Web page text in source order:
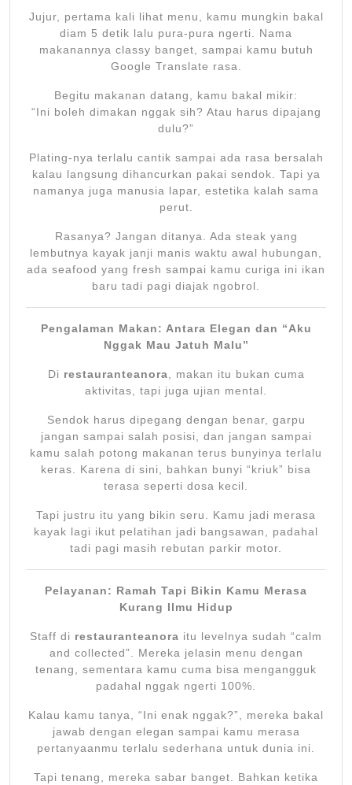
Jujur, pertama kali lihat menu, kamu mungkin bakal
diam 5 detik lalu pura-pura ngerti. Nama
makanannya classy banget, sampai kamu butuh
Google Translate rasa.
Begitu makanan datang, kamu bakal mikir:
“Ini boleh dimakan nggak sih? Atau harus dipajang
dulu?”
Plating-nya terlalu cantik sampai ada rasa bersalah
kalau langsung dihancurkan pakai sendok. Tapi ya
namanya juga manusia lapar, estetika kalah sama
perut.
Rasanya? Jangan ditanya. Ada steak yang
lembutnya kayak janji manis waktu awal hubungan,
ada seafood yang fresh sampai kamu curiga ini ikan
baru tadi pagi diajak ngobrol.
Pengalaman Makan: Antara Elegan dan “Aku
Nggak Mau Jatuh Malu”
Di restauranteanora, makan itu bukan cuma
aktivitas, tapi juga ujian mental.
Sendok harus dipegang dengan benar, garpu
jangan sampai salah posisi, dan jangan sampai
kamu salah potong makanan terus bunyinya terlalu
keras. Karena di sini, bahkan bunyi “kriuk” bisa
terasa seperti dosa kecil.
Tapi justru itu yang bikin seru. Kamu jadi merasa
kayak lagi ikut pelatihan jadi bangsawan, padahal
tadi pagi masih rebutan parkir motor.
Pelayanan: Ramah Tapi Bikin Kamu Merasa
Kurang Ilmu Hidup
Staff di restauranteanora itu levelnya sudah “calm
and collected”. Mereka jelasin menu dengan
tenang, sementara kamu cuma bisa mengangguk
padahal nggak ngerti 100%.
Kalau kamu tanya, “Ini enak nggak?”, mereka bakal
jawab dengan elegan sampai kamu merasa
pertanyaanmu terlalu sederhana untuk dunia ini.
Tapi tenang, mereka sabar banget. Bahkan ketika